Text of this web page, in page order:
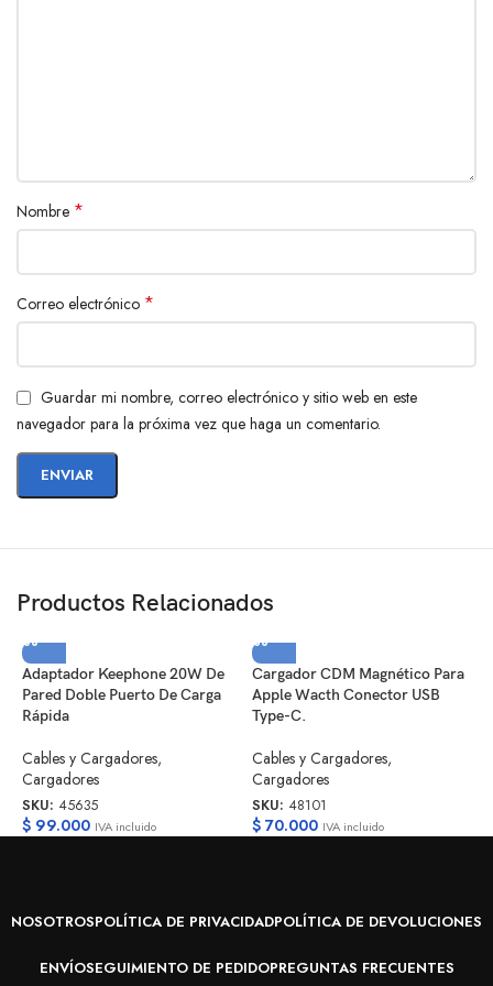
Nombre *
Correo electrónico *
Guardar mi nombre, correo electrónico y sitio web en este
navegador para la próxima vez que haga un comentario.
Productos Relacionados
Adaptador Keephone 20W De
Pared Doble Puerto De Carga
Rápida
Cables y Cargadores,
Cargadores
SKU: 45635
$ 99.000 IVA incluido
Cargador CDM Magnético Para
Apple Wacth Conector USB
Type-C.
Cables y Cargadores,
Cargadores
SKU: 48101
$70.000 IVA incluido
NOSOTROSPOLÍTICA DE PRIVACIDADPOLÍTICA DE DEVOLUCIONES
ENVÍOSEGUIMIENTO DE PEDIDOPREGUNTAS FRECUENTES